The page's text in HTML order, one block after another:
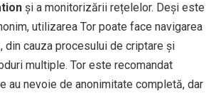
și a monitorizării rețelelor. Deși este
utilizarea Tor poate face navigarea
din cauza procesului de criptare și
multiple. Tor este recomandat
au nevoie de anonimitate completă, dar